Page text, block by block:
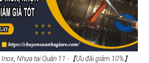
Nhựa tại Quận 11 -【Ưu đãi giảm 10%】